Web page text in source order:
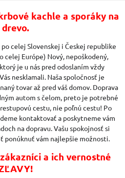
kachle a sporáky na
drevo.
celej Slovenskej i Českej republike
celej Európe) Nový, nepoškodený,
je u nás pred odoslaním vždy
nesklamali. Naša spoločnosť je
tovar až pred váš domov. Doprava
autom s čelom, preto je potrebné
cestu, nie poľnú cestu! Po
kontaktovať a poskytneme vám
na dopravu. Vašu spokojnosť si
ponúknuť vám najlepšie možnosti.
a ich vernostné